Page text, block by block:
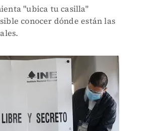
"ubica tu casilla"
conocer dónde están las